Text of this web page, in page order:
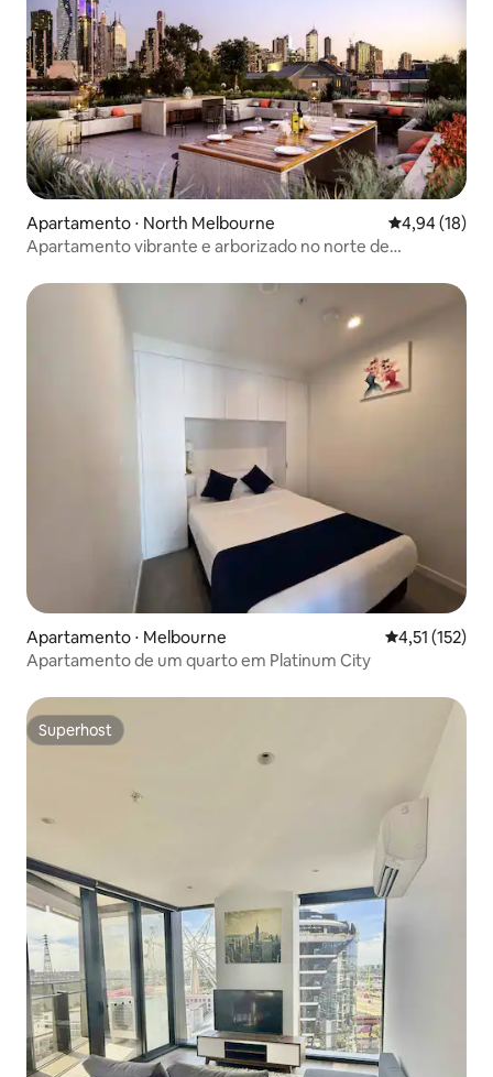
Apartamento ⋅ North Melbourne 4,94 de uma
4,94 (18)
Apartamento vibrante e arborizado no norte de
Apartamento ⋅ Melbourne 4,51 de uma
4,51 (152)
Apartamento de um quarto em Platinum City
Superhost
Superhost